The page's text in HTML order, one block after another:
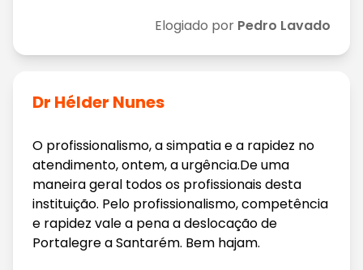
Elogiado por Pedro Lavado
Dr Hélder Nunes
O profissionalismo, a simpatia e a rapidez no
atendimento, ontem, a urgência.De uma
maneira geral todos os profissionais desta
instituição. Pelo profissionalismo, competência
e rapidez vale a pena a deslocação de
Portalegre a Santarém. Bem hajam.